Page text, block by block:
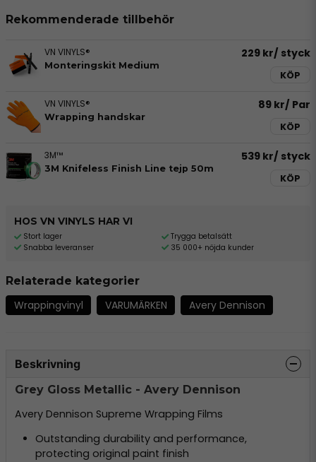
Rekommenderade tillbehör
VN VINYLS®
Monteringskit Medium
229 kr/ styck
KÖP
VN VINYLS®
Wrapping handskar
89 kr/ Par
KÖP
3M™
3M Knifeless Finish Line tejp 50m
539 kr/ styck
KÖP
HOS VN VINYLS HAR VI
Stort lager
Snabba leveranser
Trygga betalsätt
35 000+ nöjda kunder
Relaterade kategorier
Wrappingvinyl VARUMÄRKEN Avery Dennison
Beskrivning
Grey Gloss Metallic - Avery Dennison
Avery Dennison Supreme Wrapping Films
Outstanding durability and performance,
protecting original paint finish